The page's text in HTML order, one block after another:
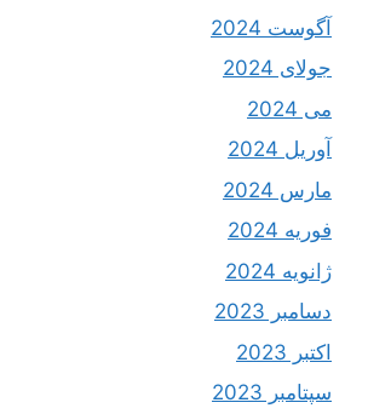
آگوست 2024
جولای 2024
می 2024
آوریل 2024
مارس 2024
فوریه 2024
ژانویه 2024
دسامبر 2023
اکتبر 2023
سپتامبر 2023